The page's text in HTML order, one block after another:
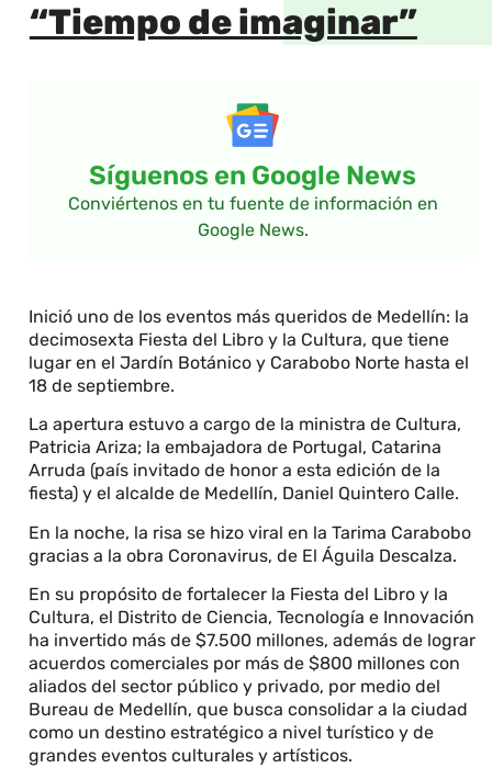
“Tiempo de imaginar”
Síguenos en Google News
Conviértenos en tu fuente de información en
Google News.
Inició uno de los eventos más queridos de Medellín: la
decimosexta Fiesta del Libro y la Cultura, que tiene
lugar en el Jardín Botánico y Carabobo Norte hasta el
18 de septiembre.
La apertura estuvo a cargo de la ministra de Cultura,
Patricia Ariza; la embajadora de Portugal, Catarina
Arruda (país invitado de honor a esta edición de la
fiesta) y el alcalde de Medellín, Daniel Quintero Calle.
En la noche, la risa se hizo viral en la Tarima Carabobo
gracias a la obra Coronavirus, de El Águila Descalza.
En su propósito de fortalecer la Fiesta del Libro y la
Cultura, el Distrito de Ciencia, Tecnología e Innovación
ha invertido más de $7.500 millones, además de lograr
acuerdos comerciales por más de $800 millones con
aliados del sector público y privado, por medio del
Bureau de Medellín, que busca consolidar a la ciudad
como un destino estratégico a nivel turístico y de
grandes eventos culturales y artísticos.